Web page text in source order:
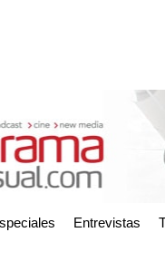
Entrevistas